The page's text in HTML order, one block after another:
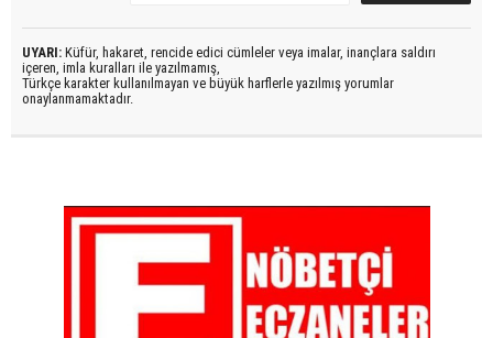
UYARI: Küfür, hakaret, rencide edici cümleler veya imalar, inançlara saldırı
içeren, imla kuralları ile yazılmamış,
Türkçe karakter kullanılmayan ve büyük harflerle yazılmış yorumlar
onaylanmamaktadır.